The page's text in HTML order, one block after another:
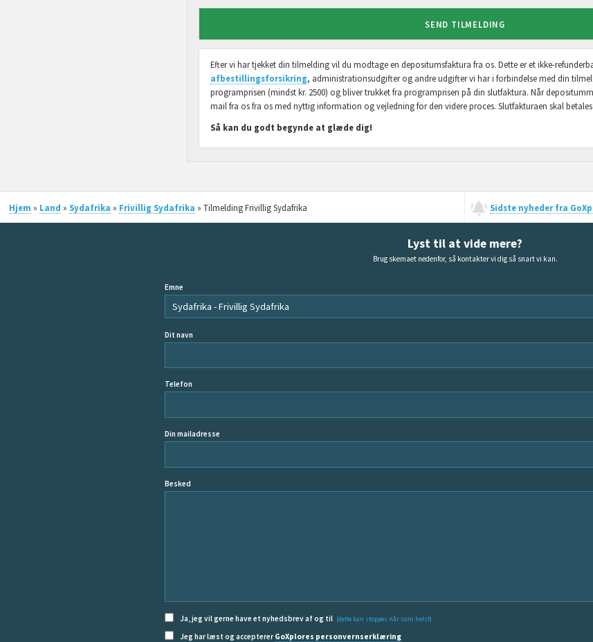
SEND TILMELDING
Efter vi har tjekket din tilmelding vil du modtage en depositumsfaktura fra os. Dette er et ikke-
afbestillingsforsikring, administrationsudgifter og andre udgifter vi har i forbindelse med din
programprisen (mindst kr. 2500) og bliver trukket fra programprisen på din slutfaktura. Når
mail fra os fra os med nyttig information og vejledning for den videre proces. Slutfakturaen skal betales
Så kan du godt begynde at glæde dig!
Hjem » Land » Sydafrika » Frivillig Sydafrika » Tilmelding Frivillig Sydafrika Sidste nyheder fra
Lyst til at vide mere?
Brug skemaet nedenfor, så kontakter vi dig så snart vi kan.
Emne
Dit navn
Telefon
Din mailadresse
Besked
Ja, jeg vil gerne have et nyhedsbrev af og til (dette kan stoppes når som helst)
Jeg har læst og accepterer GoXplores personvernserklæring